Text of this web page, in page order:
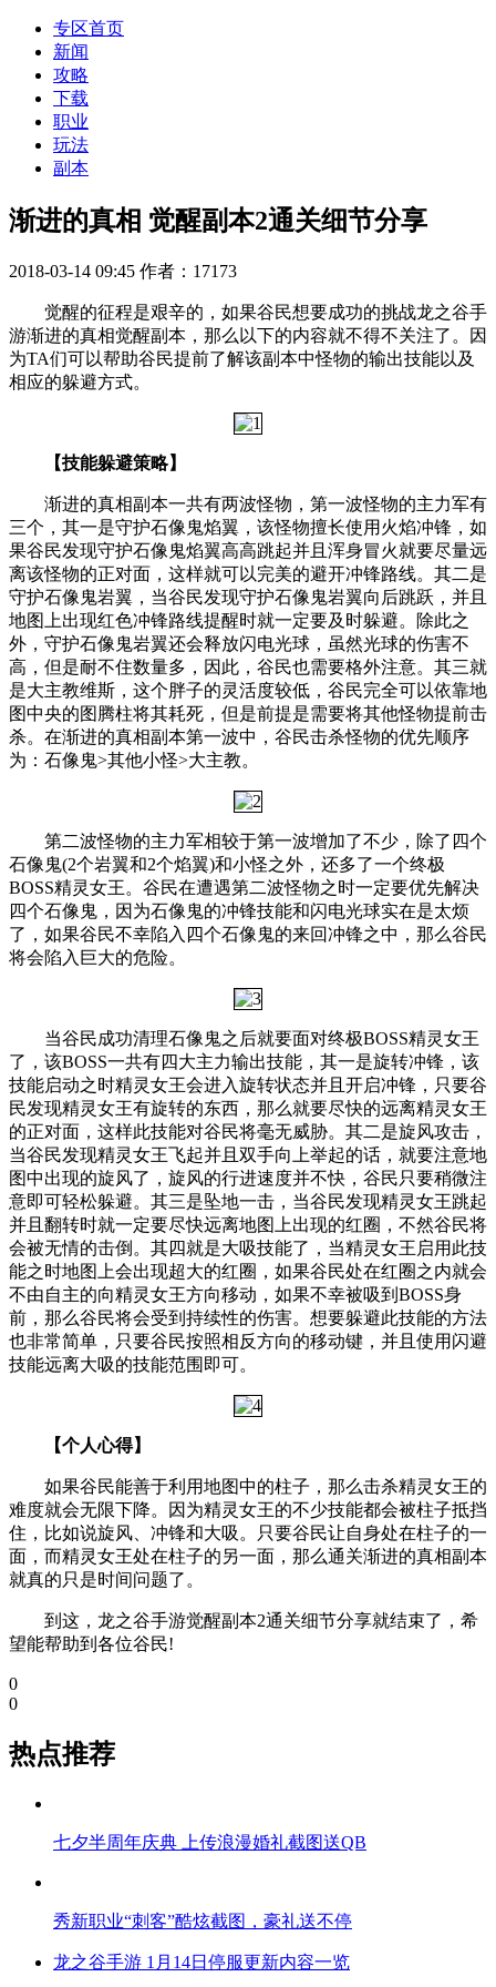
专区首页
新闻
攻略
下载
职业
玩法
副本
渐进的真相 觉醒副本2通关细节分享
2018-03-14 09:45 作者：17173
觉醒的征程是艰辛的，如果谷民想要成功的挑战龙之谷手
游渐进的真相觉醒副本，那么以下的内容就不得不关注了。因
为TA们可以帮助谷民提前了解该副本中怪物的输出技能以及
相应的躲避方式。
【技能躲避策略】
渐进的真相副本一共有两波怪物，第一波怪物的主力军有
三个，其一是守护石像鬼焰翼，该怪物擅长使用火焰冲锋，如
果谷民发现守护石像鬼焰翼高高跳起并且浑身冒火就要尽量远
离该怪物的正对面，这样就可以完美的避开冲锋路线。其二是
守护石像鬼岩翼，当谷民发现守护石像鬼岩翼向后跳跃，并且
地图上出现红色冲锋路线提醒时就一定要及时躲避。除此之
外，守护石像鬼岩翼还会释放闪电光球，虽然光球的伤害不
高，但是耐不住数量多，因此，谷民也需要格外注意。其三就
是大主教维斯，这个胖子的灵活度较低，谷民完全可以依靠地
图中央的图腾柱将其耗死，但是前提是需要将其他怪物提前击
杀。在渐进的真相副本第一波中，谷民击杀怪物的优先顺序
为：石像鬼>其他小怪>大主教。
第二波怪物的主力军相较于第一波增加了不少，除了四个
石像鬼(2个岩翼和2个焰翼)和小怪之外，还多了一个终极
BOSS精灵女王。谷民在遭遇第二波怪物之时一定要优先解决
四个石像鬼，因为石像鬼的冲锋技能和闪电光球实在是太烦
了，如果谷民不幸陷入四个石像鬼的来回冲锋之中，那么谷民
将会陷入巨大的危险。
当谷民成功清理石像鬼之后就要面对终极BOSS精灵女王
了，该BOSS一共有四大主力输出技能，其一是旋转冲锋，该
技能启动之时精灵女王会进入旋转状态并且开启冲锋，只要谷
民发现精灵女王有旋转的东西，那么就要尽快的远离精灵女王
的正对面，这样此技能对谷民将毫无威胁。其二是旋风攻击，
当谷民发现精灵女王飞起并且双手向上举起的话，就要注意地
图中出现的旋风了，旋风的行进速度并不快，谷民只要稍微注
意即可轻松躲避。其三是坠地一击，当谷民发现精灵女王跳起
并且翻转时就一定要尽快远离地图上出现的红圈，不然谷民将
会被无情的击倒。其四就是大吸技能了，当精灵女王启用此技
能之时地图上会出现超大的红圈，如果谷民处在红圈之内就会
不由自主的向精灵女王方向移动，如果不幸被吸到BOSS身
前，那么谷民将会受到持续性的伤害。想要躲避此技能的方法
也非常简单，只要谷民按照相反方向的移动键，并且使用闪避
技能远离大吸的技能范围即可。
【个人心得】
如果谷民能善于利用地图中的柱子，那么击杀精灵女王的
难度就会无限下降。因为精灵女王的不少技能都会被柱子抵挡
住，比如说旋风、冲锋和大吸。只要谷民让自身处在柱子的一
面，而精灵女王处在柱子的另一面，那么通关渐进的真相副本
就真的只是时间问题了。
到这，龙之谷手游觉醒副本2通关细节分享就结束了，希
望能帮助到各位谷民!
0
0
热点推荐
七夕半周年庆典 上传浪漫婚礼截图送QB
秀新职业“刺客”酷炫截图，豪礼送不停
龙之谷手游 1月14日停服更新内容一览